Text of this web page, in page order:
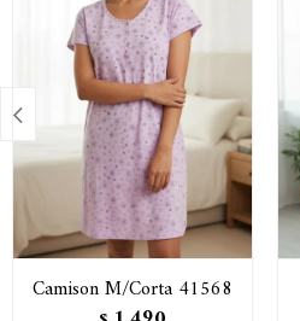
Camison M/Corta 41568
